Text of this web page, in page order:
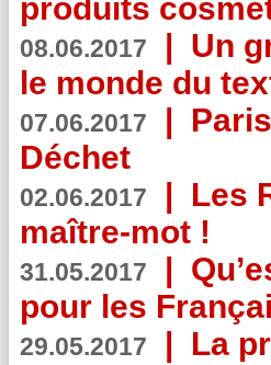
produits
08.06.2017 | Un
le monde du
07.06.2017 |
Déchet
02.06.2017 | Les
maître-mot !
31.05.2017 |
pour les
29.05.2017 | La